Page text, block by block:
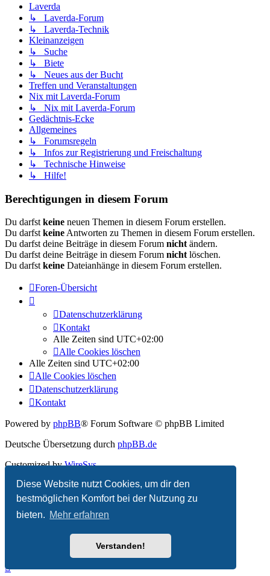
Diese Website nutzt Cookies, um dir den
bestmöglichen Komfort bei der Nutzung zu
bieten. Mehr erfahren
Verstanden!
Laverda
↳ Laverda-Forum
↳ Laverda-Technik
Kleinanzeigen
↳ Suche
↳ Biete
↳ Neues aus der Bucht
Treffen und Veranstaltungen
Nix mit Laverda-Forum
↳ Nix mit Laverda-Forum
Gedächtnis-Ecke
Allgemeines
↳ Forumsregeln
↳ Infos zur Registrierung und Freischaltung
↳ Technische Hinweise
↳ Hilfe!
Berechtigungen in diesem Forum
Du darfst keine neuen Themen in diesem Forum erstellen.
Du darfst keine Antworten zu Themen in diesem Forum erstellen.
Du darfst deine Beiträge in diesem Forum nicht ändern.
Du darfst deine Beiträge in diesem Forum nicht löschen.
Du darfst keine Dateianhänge in diesem Forum erstellen.
Foren-Übersicht
Datenschutzerklärung
Kontakt
Alle Zeiten sind UTC+02:00
Alle Cookies löschen
Alle Zeiten sind UTC+02:00
Alle Cookies löschen
Datenschutzerklärung
Kontakt
Powered by phpBB® Forum Software © phpBB Limited
Deutsche Übersetzung durch phpBB.de
Customized byWireSys
Datenschutz |Nutzungsbedingungen